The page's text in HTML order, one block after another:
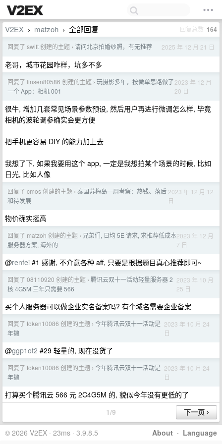
V2EX › matzoh › 全部回复 回复总数 164
回复了 swift 创建的主题 › 请问北京拍婚纱照，有无推荐 2025 年 12 月 21 日
老哥，城市花园咋样，坑多不多
回复了 linsen80586 创建的主题 › 玩摄影多年，按微单思路做了
一个 App：相机 001
2023 年 12 月
20 日
很牛, 增加几套常见场景参数预设, 然后用户再进行微调怎么样, 毕竟
相机的波轮调参确实会更方便
把手机更容易 DIY 的能力加上去
我想了下, 如果我要用这个 app, 一定是我想拍某个场景的时候, 比如
日光, 比如人像
回复了 cmos 创建的主题 › 泰国苏梅岛一周考察：热钱、落后
和待发展
2023 年 12 月 12
日
物价确实挺高
回复了 matzoh 创建的主题 › 兄弟们, 日均 5E 请求, 求推荐低成本
服务器方案, 海外的
2023 年 12 月
7 日
@renfei #1 感谢, 不介意各种 aff, 只要是根据题目真心推荐即可~
回复了 08110920 创建的主题 › 腾讯云双十一活动轻量服务器 2
核 4G5M 三年只需要 566
2023 年 10 月
25 日
买个人服务器可以做企业实名备案吗? 有个域名需要企业备案
回复了 token10086 创建的主题 › 今年腾讯云双十一活动是
年抛
2023 年 10 月 24
日
@ggp1ot2 #29 轻量的, 现在没货了
回复了 token10086 创建的主题 › 今年腾讯云双十一活动是
年抛
2023 年 10 月 24
日
打算买个腾讯云 566 元 2C4G5M 的, 貌似今年没有更低的了
1/9
About · Language
© 2026 V2EX · 23ms · 3.9.8.5